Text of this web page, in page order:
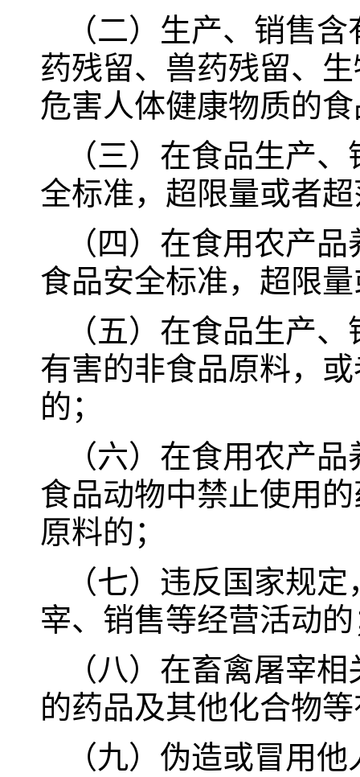
（二）生产、销售
药残留、兽药残留、
危害人体健康物质的
（三）在食品生产
全标准，超限量或者
（四）在食用农产
食品安全标准，超限
（五）在食品生产
有害的非食品原料，
的；
（六）在食用农产
食品动物中禁止使用
原料的；
（七）违反国家规
宰、销售等经营活动
（八）在畜禽屠宰
的药品及其他化合物
（九）伪造或冒用